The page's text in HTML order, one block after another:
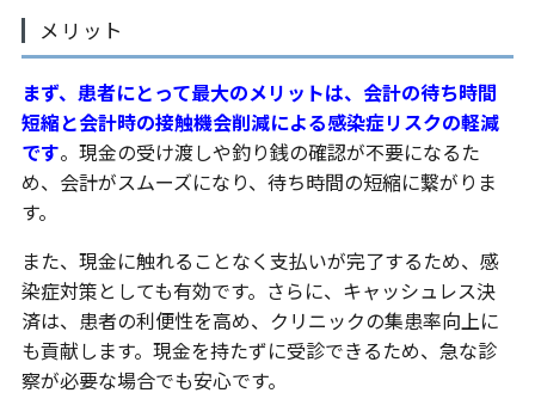
メリット
まず、患者にとって最大のメリットは、会計の待ち時間
短縮と会計時の接触機会削減による感染症リスクの軽減
です。現金の受け渡しや釣り銭の確認が不要になるた
め、会計がスムーズになり、待ち時間の短縮に繋がりま
す。
また、現金に触れることなく支払いが完了するため、感
染症対策としても有効です。さらに、キャッシュレス決
済は、患者の利便性を高め、クリニックの集患率向上に
も貢献します。現金を持たずに受診できるため、急な診
察が必要な場合でも安心です。